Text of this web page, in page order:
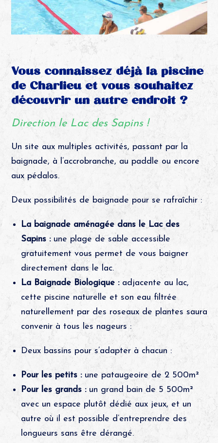
Vous connaissez déjà la piscine
de Charlieu et vous souhaitez
découvrir un autre endroit ?
Direction le Lac des Sapins !
Un site aux multiples activités, passant par la
baignade, à l’accrobranche, au paddle ou encore
aux pédalos.
Deux possibilités de baignade pour se rafraîchir :
La baignade aménagée dans le Lac des
Sapins :une plage de sable accessible
gratuitement vous permet de vous baigner
directement dans le lac.
La Baignade Biologique :adjacente au lac,
cette piscine naturelle et son eau filtrée
naturellement par des roseaux de plantes saura
convenir à tous les nageurs :
Deux bassins pour s’adapter à chacun :
Pour les petits :une pataugeoire de 2 500m²
Pour les grands :un grand bain de 5 500m²
avec un espace plutôt dédié aux jeux, et un
autre où il est possible d’entreprendre des
longueurs sans être dérangé.